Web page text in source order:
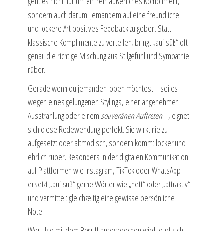
sondern auch darum, jemandem auf eine freundliche
und lockere Art positives Feedback zu geben. Statt
klassische Komplimente zu verteilen, bringt „auf süß“ oft
genau die richtige Mischung aus Stilgefühl und Sympathie
rüber.
Gerade wenn du jemanden loben möchtest – sei es
wegen eines gelungenen Stylings, einer angenehmen
Ausstrahlung oder einem souveränen Auftreten–, eignet
sich diese Redewendung perfekt. Sie wirkt nie zu
aufgesetzt oder altmodisch, sondern kommt locker und
ehrlich rüber. Besonders in der digitalen Kommunikation
auf Plattformen wie Instagram, TikTok oder WhatsApp
ersetzt „auf süß“ gerne Wörter wie „nett“ oder „attraktiv“
und vermittelt gleichzeitig eine gewisse persönliche
Note.